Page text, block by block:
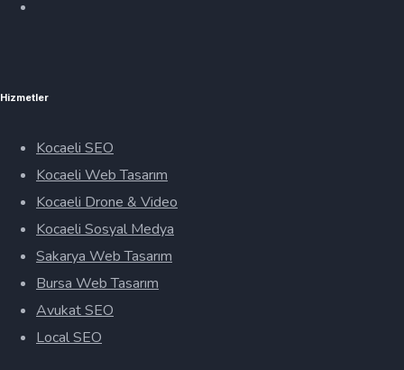
Hizmetler
Kocaeli SEO
Kocaeli Web Tasarım
Kocaeli Drone & Video
Kocaeli Sosyal Medya
Sakarya Web Tasarım
Bursa Web Tasarım
Avukat SEO
Local SEO